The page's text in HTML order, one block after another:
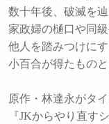
数十年後、破滅を
家政婦の樋口や同
他人を踏みつけに
小百合が得たもの
原作・林達永がタ
『JKからやり直す